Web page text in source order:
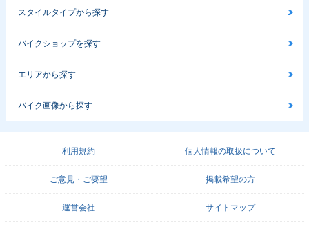
スタイルタイプから探す
バイクショップを探す
エリアから探す
バイク画像から探す
利用規約 個人情報の取扱について
ご意見・ご要望 掲載希望の方
運営会社 サイトマップ